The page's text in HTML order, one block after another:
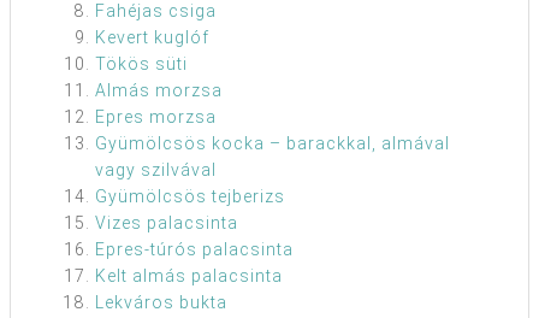
Fahéjas csiga
Kevert kuglóf
Tökös süti
Almás morzsa
Epres morzsa
Gyümölcsös kocka – barackkal, almával
vagy szilvával
Gyümölcsös tejberizs
Vizes palacsinta
Epres-túrós palacsinta
Kelt almás palacsinta
Lekváros bukta